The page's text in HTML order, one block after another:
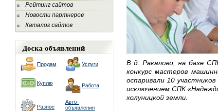
Рейтинг сайтов
Новости партнеров
Каталог сайтов
Доска объявлений
Продам Услуги
Куплю Работа
Разное
Авто-
объявления
В д. Ракалово, на базе
конкурс мастеров
оспаривали 10
исключением СПК
холуницкой земли.